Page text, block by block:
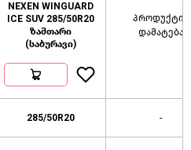
NEXEN WINGUARD
ICE SUV 285/50R20
ზამთარი
(საბურავი)
პროდუქტის
დამატება
285/50R20 -